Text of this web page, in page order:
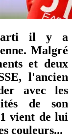
il y a
Malgré
et deux
l'ancien
avec les
de son
vient de lui
couleurs...